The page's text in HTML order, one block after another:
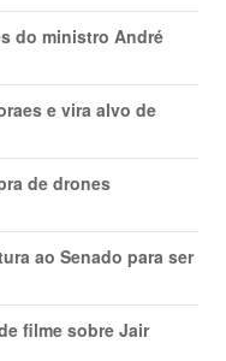
do ministro André
e vira alvo de
de drones
ao Senado para ser
filme sobre Jair